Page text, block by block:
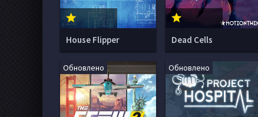
House Flipper Dead Cells
Обновлено Обновлено